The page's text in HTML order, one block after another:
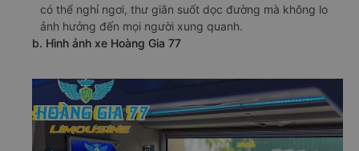
có thể nghỉ ngơi, thư giãn suốt dọc đường mà không lo
ảnh hưởng đến mọi người xung quanh.
b. Hình ảnh xe Hoàng Gia 77